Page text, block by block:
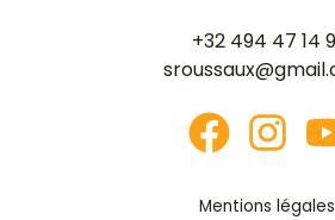
+32 494 47 14
Mentions légales